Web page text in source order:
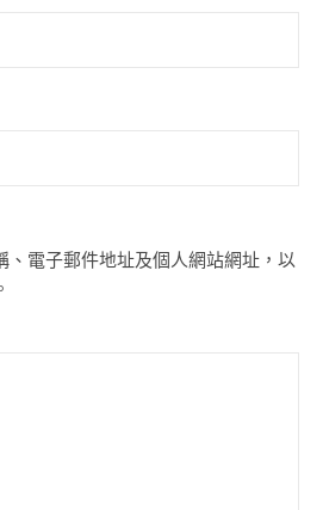
、電子郵件地址及個人網站網址，以